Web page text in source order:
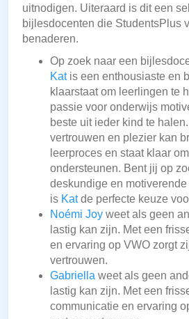
uitnodigen. Uiteraard is dit een
bijlesdocenten die StudentsPlus
benaderen.
Op zoek naar een
Katis een enthousiaste en
klaarstaat om leerlingen te
passie voor onderwijs
beste uit ieder kind te
vertrouwen en plezier kan
leerproces en staat klaar
ondersteunen. Bent jij op
deskundige en
is Katde perfecte keuze
Noémi Joy weet als geen
lastig kan zijn. Met een
en ervaring op VWO zorgt
vertrouwen.
Gabriella weet als geen
lastig kan zijn. Met een
communicatie en ervaring